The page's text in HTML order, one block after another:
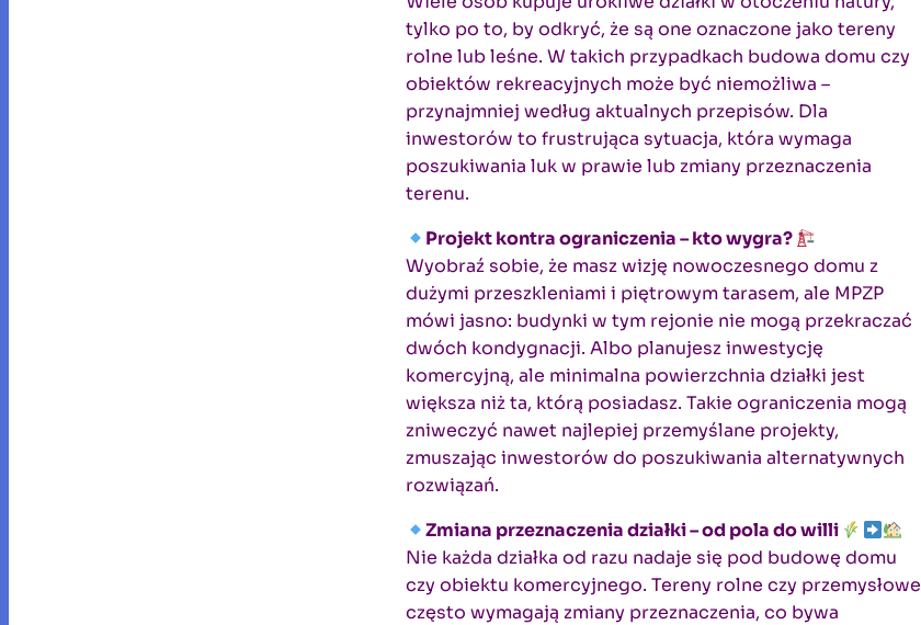
tylko po to, by odkryć, że są one oznaczone jako tereny
rolne lub leśne. W takich przypadkach budowa domu czy
obiektów rekreacyjnych może być niemożliwa –
przynajmniej według aktualnych przepisów. Dla
inwestorów to frustrująca sytuacja, która wymaga
poszukiwania luk w prawie lub zmiany przeznaczenia
terenu.
Projekt kontra ograniczenia – kto wygra?
Wyobraź sobie, że masz wizję nowoczesnego domu z
dużymi przeszkleniami i piętrowym tarasem, ale MPZP
mówi jasno: budynki w tym rejonie nie mogą przekraczać
dwóch kondygnacji. Albo planujesz inwestycję
komercyjną, ale minimalna powierzchnia działki jest
większa niż ta, którą posiadasz. Takie ograniczenia mogą
zniweczyć nawet najlepiej przemyślane projekty,
zmuszając inwestorów do poszukiwania alternatywnych
rozwiązań.
Zmiana przeznaczenia działki – od pola do willi
Nie każda działka od razu nadaje się pod budowę domu
czy obiektu komercyjnego. Tereny rolne czy przemysłowe
często wymagają zmiany przeznaczenia, co bywa